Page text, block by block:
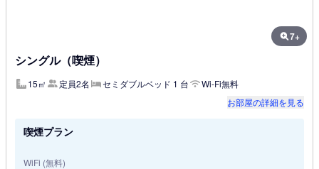
7+
シングル（喫煙）
15㎡ 定員2名 セミダブルベッド 1 台
Wi-Fi無料
お部屋の詳細を見る
喫煙プラン
WiFi (無料)